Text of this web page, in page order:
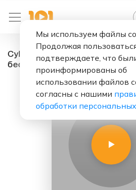
Cyber Space - радио онлайн.
бесплатно
Мы используем файлы
Продолжая
подтверждаете, что
проинформированы об
использовании файлов
согласны с нашими
обработки